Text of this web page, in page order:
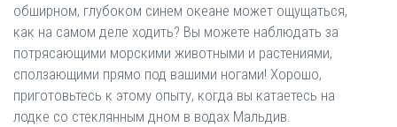
обширном, глубоком синем океане может ощущаться,
как на самом деле ходить? Вы можете наблюдать за
потрясающими морскими животными и растениями,
сползающими прямо под вашими ногами! Хорошо,
приготовьтесь к этому опыту, когда вы катаетесь на
лодке со стеклянным дном в водах Мальдив.